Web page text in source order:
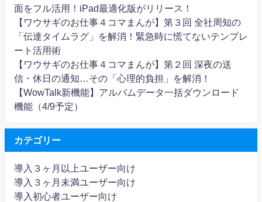
面をフル活用！iPad最適化版がリリース！
【ワウサギのお仕事４コマまんが】第３回 全社周知の
「伝達タイムラグ」を解消！緊急時に慌てないテンプレ
ート活用術
【ワウサギのお仕事４コマまんが】第２回 深夜の送
信・休日の通知…その「心理的負担」を解消！
【WowTalk新機能】アルバムデータ一括ダウンロード
機能（4/9予定）
カテゴリー
導入３ヶ月以上ユーザー向け
導入３ヶ月未満ユーザー向け
導入初心者ユーザー向け